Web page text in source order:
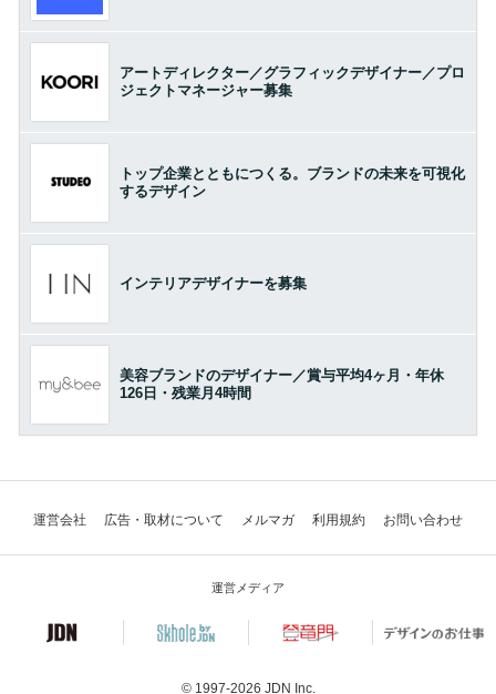
アートディレクター／グラフィックデザイナー／プロ
ジェクトマネージャー募集
トップ企業とともにつくる。ブランドの未来を可視化
するデザイン
インテリアデザイナーを募集
美容ブランドのデザイナー／賞与平均4ヶ月・年休
126日・残業月4時間
運営会社 広告・取材について メルマガ 利用規約 お問い合わせ
運営メディア
© 1997-2026 JDN Inc.